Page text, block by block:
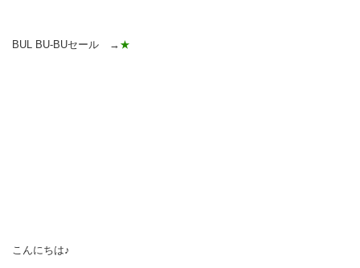
BUL BU-BUセール → ★
こんにちは♪